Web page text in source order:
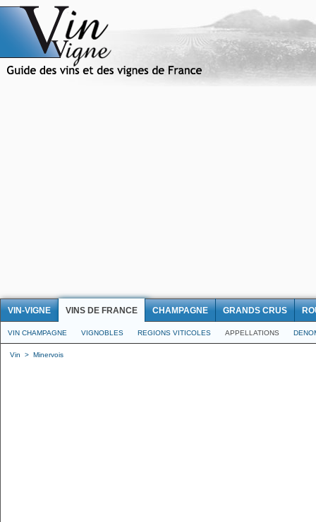
VIN-VIGNE VINS DE FRANCE CHAMPAGNE GRANDS CRUS
VIN CHAMPAGNE VIGNOBLES REGIONS VITICOLES APPELLATIONS
Vin > Minervois